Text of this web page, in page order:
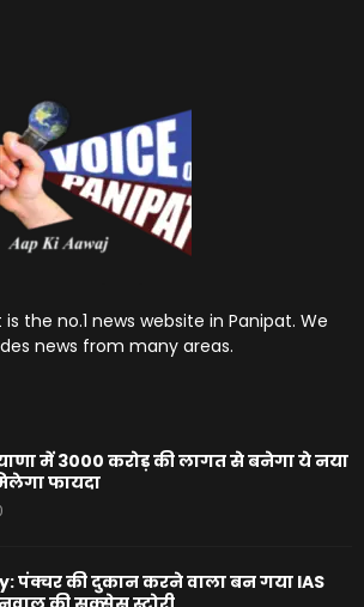
the no.1 news website in Panipat. We
news from many areas.
में 3000 करोड़ की लागत से बनेगा ये नया
फायदा
पंक्चर की दुकान करने वाला बन गया IAS